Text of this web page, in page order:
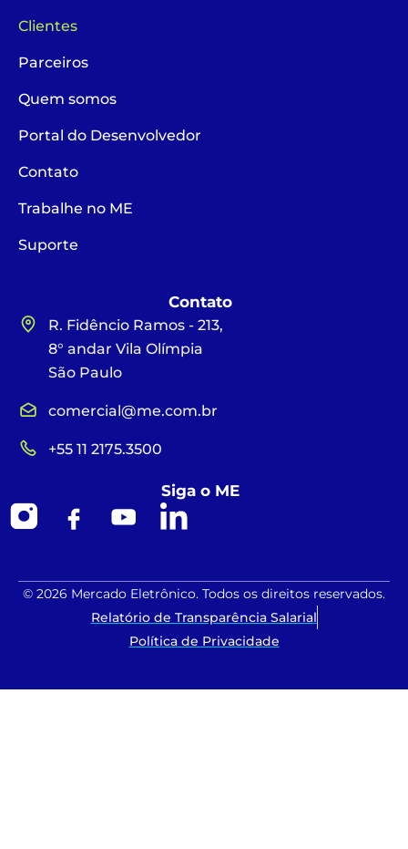
Clientes
Parceiros
Quem somos
Portal do Desenvolvedor
Contato
Trabalhe no ME
Suporte
Contato
R. Fidêncio Ramos - 213,
8° andar Vila Olímpia
São Paulo
comercial@me.com.br
+55 11 2175.3500
Siga o ME
© 2026 Mercado Eletrônico. Todos os direitos reservados.
Relatório de Transparência Salarial
Política de Privacidade